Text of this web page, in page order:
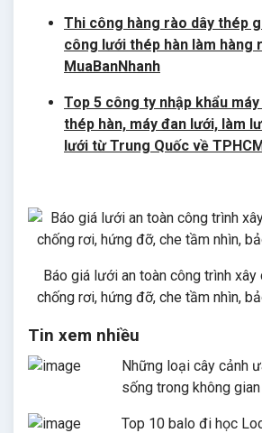
Thi công hàng rào dây thép
công lưới thép hàn làm hàng
MuaBanNhanh
Top 5 công ty nhập khẩu
thép hàn, máy đan lưới, làm
lưới từ Trung Quốc về
Báo giá lưới an toàn công trình
chống rơi, hứng đỡ, che tầm nhìn,
Tin xem nhiều
Những loại cây cảnh
sống trong không
Top 10 balo đi học